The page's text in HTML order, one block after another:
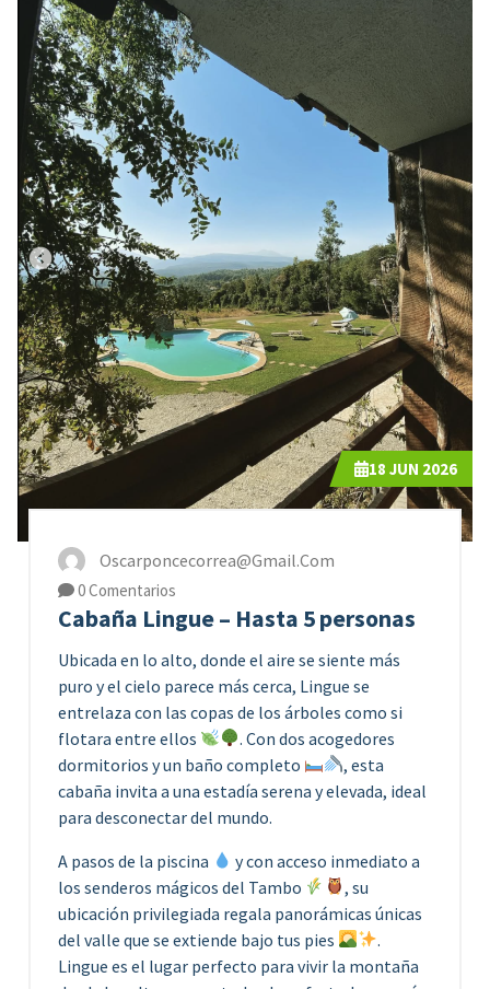
18 JUN 2026
Oscarponcecorrea@gmail.com
0 Comentarios
Cabaña Lingue – Hasta 5 personas
Ubicada en lo alto, donde el aire se siente más
puro y el cielo parece más cerca, Lingue se
entrelaza con las copas de los árboles como si
flotara entre ellos
. Con dos acogedores
dormitorios y un baño completo
, esta
cabaña invita a una estadía serena y elevada, ideal
para desconectar del mundo.
A pasos de la piscina
y con acceso inmediato a
los senderos mágicos del Tambo
, su
ubicación privilegiada regala panorámicas únicas
del valle que se extiende bajo tus pies
.
Lingue es el lugar perfecto para vivir la montaña